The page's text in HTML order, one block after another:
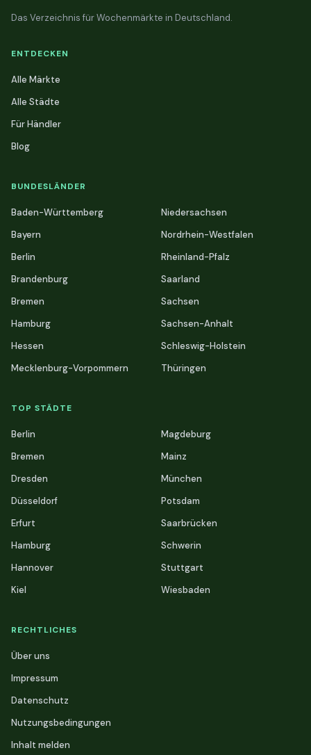
Das Verzeichnis für Wochenmärkte in Deutschland.
ENTDECKEN
Alle Märkte
Alle Städte
Für Händler
Blog
BUNDESLÄNDER
Baden-Württemberg
Bayern
Berlin
Brandenburg
Bremen
Hamburg
Hessen
Mecklenburg-Vorpommern
Niedersachsen
Nordrhein-Westfalen
Rheinland-Pfalz
Saarland
Sachsen
Sachsen-Anhalt
Schleswig-Holstein
Thüringen
TOP STÄDTE
Berlin
Bremen
Dresden
Düsseldorf
Erfurt
Hamburg
Hannover
Kiel
Magdeburg
Mainz
München
Potsdam
Saarbrücken
Schwerin
Stuttgart
Wiesbaden
RECHTLICHES
Über uns
Impressum
Datenschutz
Nutzungsbedingungen
Inhalt melden